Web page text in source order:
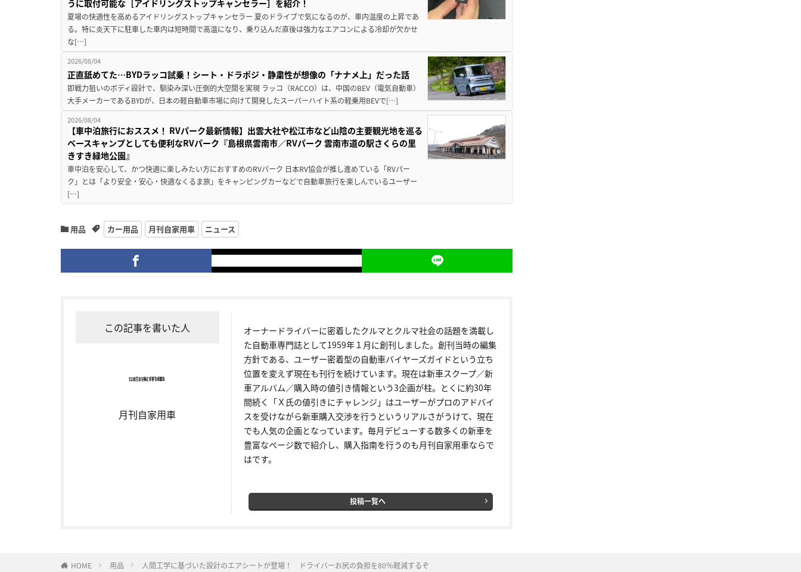
うに取付可能な［アイドリングストップキャンセラー］を紹介！
夏場の快適性を高めるアイドリングストップキャンセラー 夏のドライブで気になるのが、車内温度の上昇であ
る。特に炎天下に駐車した車内は短時間で高温になり、乗り込んだ直後は強力なエアコンによる冷却が欠かせ
な[…]
2026/08/04
正直舐めてた…BYDラッコ試乗！シート・ドラポジ・静粛性が想像の「ナナメ上」だった話
即戦力狙いのボディ設計で、馴染み深い圧倒的大空間を実現 ラッコ（RACCO）は、中国のBEV（電気自動車）
大手メーカーであるBYDが、日本の軽自動車市場に向けて開発したスーパーハイト系の軽乗用BEVで[…]
2026/08/04
【車中泊旅行におススメ！ RVパーク最新情報】出雲大社や松江市など山陰の主要観光地を巡る
ベースキャンプとしても便利なRVパーク『島根県雲南市／RVパーク 雲南市道の駅さくらの里
きすき緑地公園』
車中泊を安心して、かつ快適に楽しみたい方におすすめのRVパーク 日本RV協会が推し進めている「RVパー
ク」とは「より安全・安心・快適なくるま旅」をキャンピングカーなどで自動車旅行を楽しんでいるユーザー
[…]
用品 カー用品 月刊自家用車 ニュース
この記事を書いた人
月刊自家用車
オーナードライバーに密着したクルマとクルマ社会の話題を満載し
た自動車専門誌として1959年１月に創刊しました。創刊当時の編集
方針である、ユーザー密着型の自動車バイヤーズガイドという立ち
位置を変えず現在も刊行を続けています。現在は新車スクープ／新
車アルバム／購入時の値引き情報という3企画が柱。とくに約30年
間続く「Ｘ氏の値引きにチャレンジ」はユーザーがプロのアドバイ
スを受けながら新車購入交渉を行うというリアルさがうけて、現在
でも人気の企画となっています。毎月デビューする数多くの新車を
豊富なページ数で紹介し、購入指南を行うのも月刊自家用車ならで
はです。
投稿一覧へ
HOME 用品 人間工学に基づいた設計のエアシートが登場！ ドライバーお尻の負担を80％軽減するぞ